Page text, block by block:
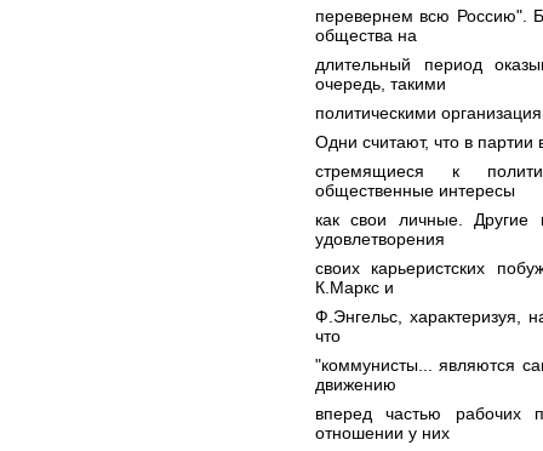
перевернем всю Россию".
общества на
длительный период
очередь, такими
политическими
Одни считают, что в партии
стремящиеся к
общественные интересы
как свои личные.
удовлетворения
своих карьеристских
К.Маркс и
Ф.Энгельс, характеризуя,
что
"коммунисты... являются
движению
вперед частью рабочих
отношении у них